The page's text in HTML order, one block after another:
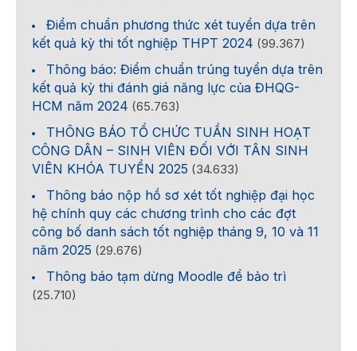
Điểm chuẩn phương thức xét tuyển dựa trên
kết quả kỳ thi tốt nghiệp THPT 2024 (99.367)
Thông báo: Điểm chuẩn trúng tuyển dựa trên
kết quả kỳ thi đánh giá năng lực của ĐHQG-
HCM năm 2024 (65.763)
THÔNG BÁO TỔ CHỨC TUẦN SINH HOẠT
CÔNG DÂN – SINH VIÊN ĐỐI VỚI TÂN SINH
VIÊN KHÓA TUYỂN 2025 (34.633)
Thông báo nộp hồ sơ xét tốt nghiệp đại học
hệ chính quy các chương trình cho các đợt
công bố danh sách tốt nghiệp tháng 9, 10 và 11
năm 2025 (29.676)
Thông báo tạm dừng Moodle để bảo trì
(25.710)